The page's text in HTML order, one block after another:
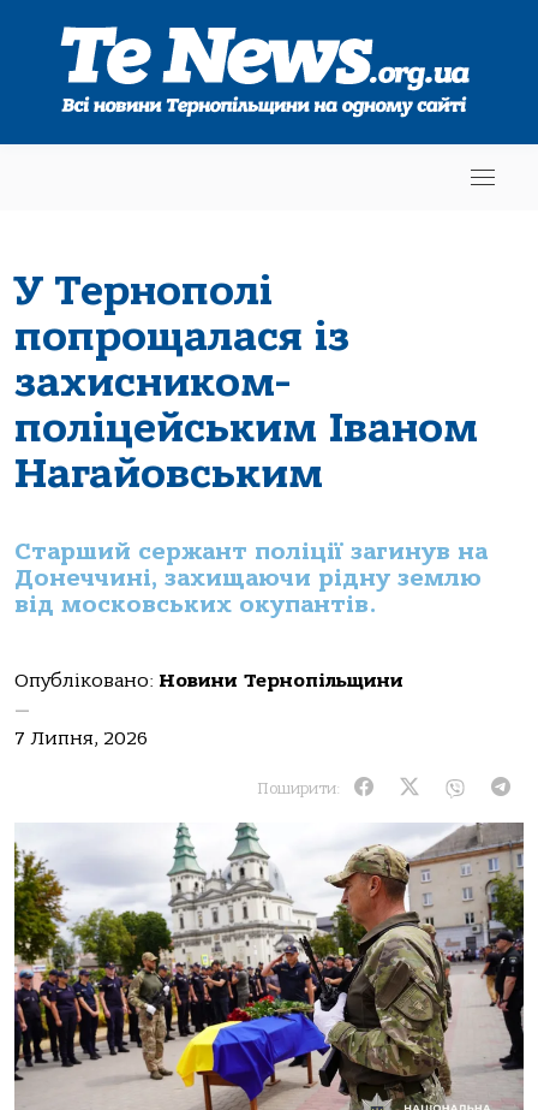
У Тернополі
попрощалася із
захисником-
поліцейським Іваном
Нагайовським
Старший сержант поліції загинув на
Донеччині, захищаючи рідну землю
від московських окупантів.
Опубліковано: Новини Тернопільщини
—
7 Липня, 2026
Поширити: